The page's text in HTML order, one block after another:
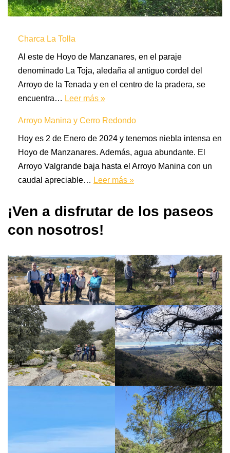
Charca La Tolla
Al este de Hoyo de Manzanares, en el paraje
denominado La Toja, aledaña al antiguo cordel del
Arroyo de la Tenada y en el centro de la pradera, se
encuentra… Leer más »
Arroyo Manina y Cerro Redondo
Hoy es 2 de Enero de 2024 y tenemos niebla intensa en
Hoyo de Manzanares. Además, agua abundante. El
Arroyo Valgrande baja hasta el Arroyo Manina con un
caudal apreciable… Leer más »
¡Ven a disfrutar de los paseos
con nosotros!